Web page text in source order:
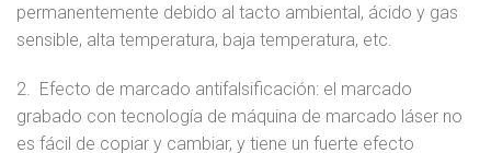
permanentemente debido al tacto ambiental, ácido y gas
sensible, alta temperatura, baja temperatura, etc.
2. Efecto de marcado antifalsificación: el marcado
grabado con tecnología de máquina de marcado láser no
es fácil de copiar y cambiar, y tiene un fuerte efecto